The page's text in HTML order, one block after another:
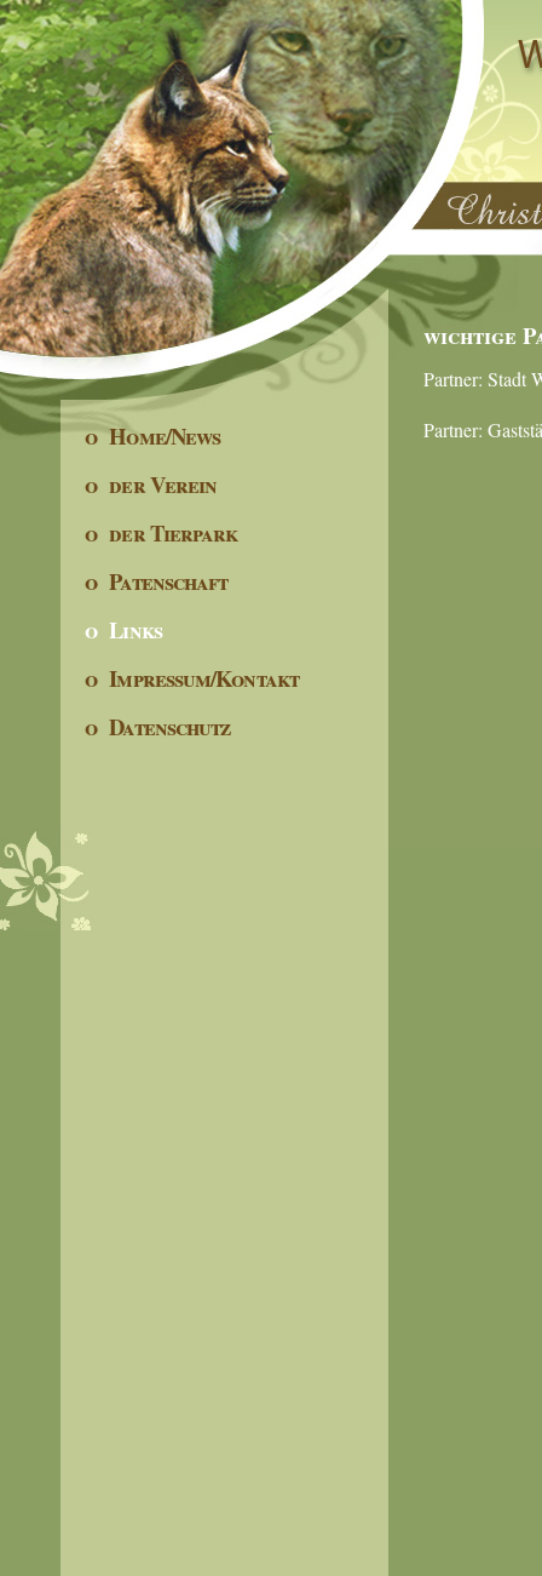
o Home/News
o der Verein
o der Tierpark
o Patenschaft
o Links
o Impressum/Kontakt
o Datenschutz
wichtige
Partner: Stadt
Partner: